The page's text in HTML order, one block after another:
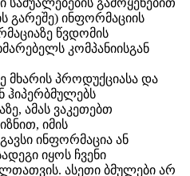
გამოყენებით
გარეშე) ინფორმაციის
წვდომის
კომპანიისგან
მხარის პროდუქციასა და
ჰიპერბმულებს
ამას ვაკეთებთ
იმის
ინფორმაცია ან
იყოს ჩვენი
ასეთი ბმულები არ